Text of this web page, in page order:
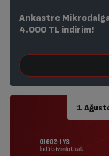
Ankastre
4.000 TL indirim!
1